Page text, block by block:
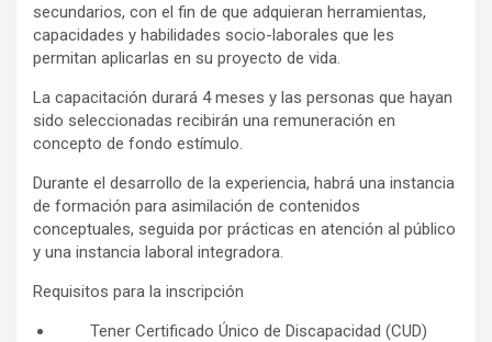
secundarios, con el fin de que adquieran herramientas,
capacidades y habilidades socio-laborales que les
permitan aplicarlas en su proyecto de vida.
La capacitación durará 4 meses y las personas que hayan
sido seleccionadas recibirán una remuneración en
concepto de fondo estímulo.
Durante el desarrollo de la experiencia, habrá una instancia
de formación para asimilación de contenidos
conceptuales, seguida por prácticas en atención al público
y una instancia laboral integradora.
Requisitos para la inscripción
Tener Certificado Único de Discapacidad (CUD)